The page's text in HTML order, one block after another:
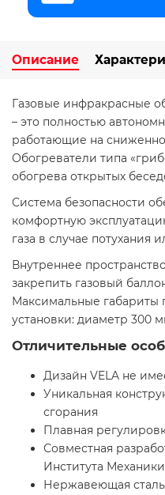
Описание
Газовые инфракрасные
– это полностью
работающие на
Обогреватели типа
обогрева открытых
Система безопасности
комфортную
газа в случае
Внутреннее
закрепить газовый
Максимальные габариты
установки: диаметр 300
Отличительные
Дизайн VELA не
Уникальная
сгорания
Плавная
Совместная
Института
Нержавеющая